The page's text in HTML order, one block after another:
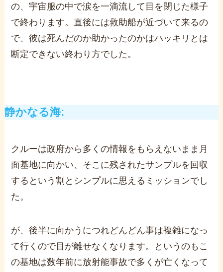
の、宇宙服の中で涙を一滴流して目を閉じた様子
で終わります。 直後には救助船が近づいて来るの
で、彼は死んだのか助かったのかはハッキリとは
断定できない終わり方でした。
静かなる海:
クルーは政府から多くの情報をもらえないまま月
面基地に向かい、そこに残されたサンプルを回収
するという割とシンプルに思えるミッションでし
た。
が、後半に向かうにつれどんどん事は複雑になっ
て行くので目が離せなくなります。
というのもこ
の基地は数年前に放射能事故で多くが亡くなって